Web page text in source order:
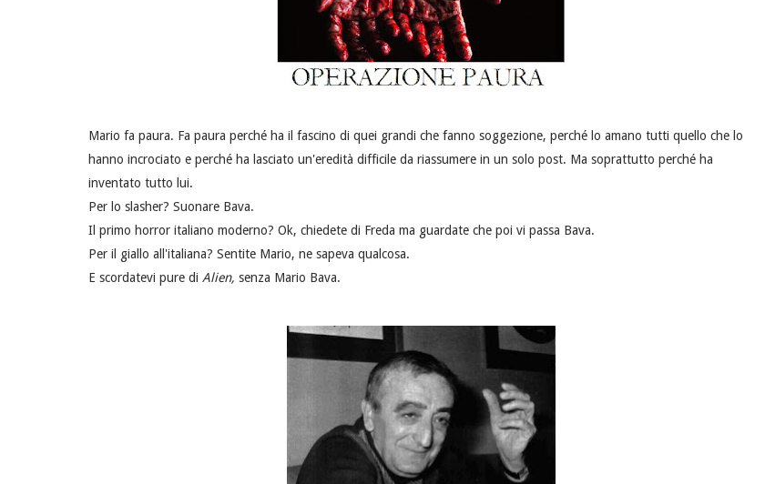
Mario fa paura. Fa paura perché ha il fascino di quei grandi che fanno soggezione, perché lo amano tutti quello che lo
hanno incrociato e perché ha lasciato un'eredità difficile da riassumere in un solo post. Ma soprattutto perché ha
inventato tutto lui.
Per lo slasher? Suonare Bava.
Il primo horror italiano moderno? Ok, chiedete di Freda ma guardate che poi vi passa Bava.
Per il giallo all'italiana? Sentite Mario, ne sapeva qualcosa.
E scordatevi pure di Alien, senza Mario Bava.